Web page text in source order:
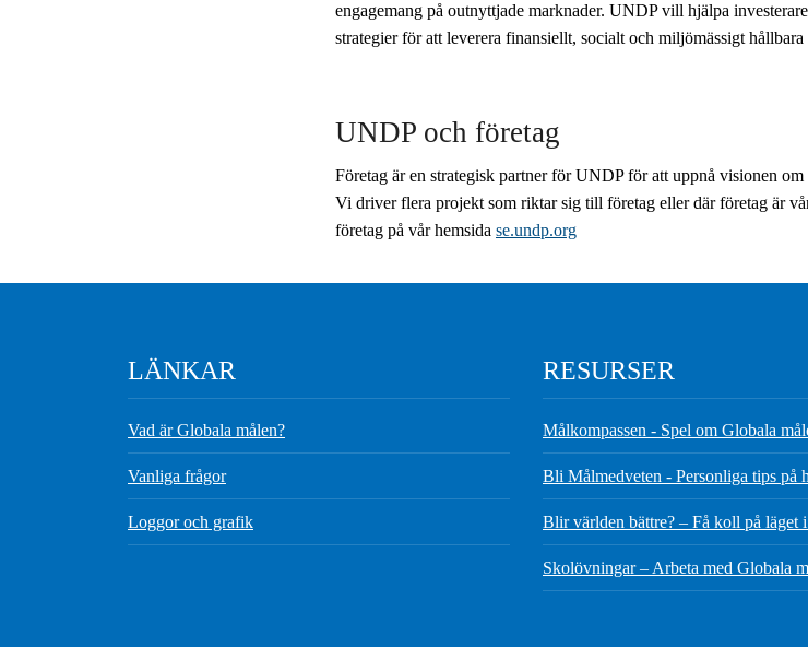
engagemang på outnyttjade marknader. UNDP vill hjälpa
strategier för att leverera finansiellt, socialt och miljömässigt hållbara
UNDP och företag
Företag är en strategisk partner för UNDP för att uppnå visionen
Vi driver flera projekt som riktar sig till företag eller där företag är
företag på vår hemsida se.undp.org
LÄNKAR
Vad är Globala målen?
Vanliga frågor
Loggor och grafik
RESURSER
Målkompassen - Spel om Globala
Bli Målmedveten - Personliga tips på
Blir världen bättre? – Få koll på läget
Skolövningar – Arbeta med Globala